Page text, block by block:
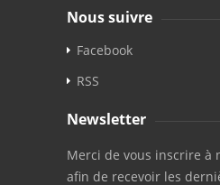
Nous suivre
Facebook
RSS
Newsletter
Merci de vous inscrire à
afin de recevoir les